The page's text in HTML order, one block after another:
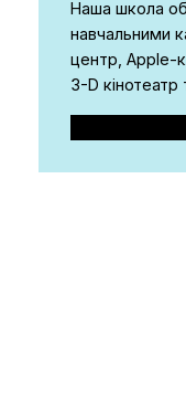
Наша школа
навчальними
центр, Apple-
3-D кінотеатр